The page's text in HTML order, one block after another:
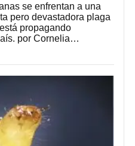
se enfrentan a una
pero devastadora plaga
propagando
por Cornelia…